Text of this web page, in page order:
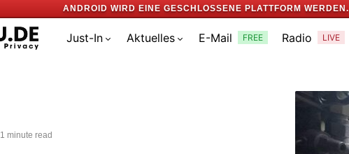
ANDROID WIRD EINE GESCHLOSSENE PLATTFORM WERDEN.
Just-In Aktuelles E-Mail FREE Radio LIVE
1 minute read